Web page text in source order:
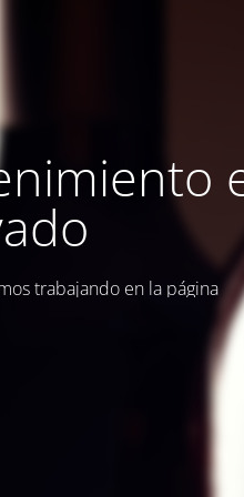
trabajando en la página